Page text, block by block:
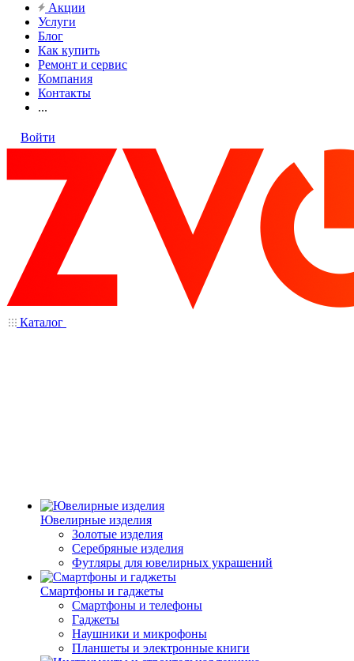
Акции
Услуги
Блог
Как купить
Ремонт и сервис
Компания
Контакты
...
Войти
Каталог
Ювелирные изделия
Золотые изделия
Серебряные изделия
Футляры для ювелирных украшений
Смартфоны и гаджеты
Смартфоны и телефоны
Гаджеты
Наушники и микрофоны
Планшеты и электронные книги